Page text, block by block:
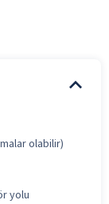
olabilir)
yolu